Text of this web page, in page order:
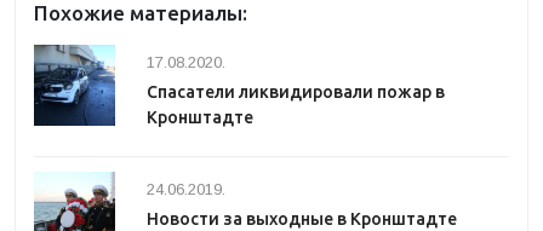
Похожие материалы:
17.08.2020.
Спасатели ликвидировали пожар в
Кронштадте
24.06.2019.
Новости за выходные в Кронштадте